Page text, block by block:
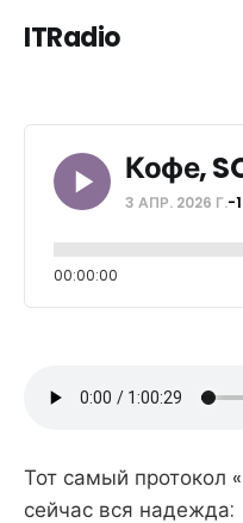
ITRadio
Кофе,
3 АПР. 2026 Г.-
00:00:00
Тот самый протокол
сейчас вся надежда: